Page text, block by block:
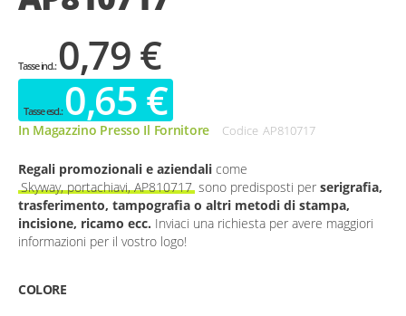
0,79 €
0,65 €
In Magazzino Presso Il Fornitore Codice AP810717
Regali promozionali e aziendali come
Skyway, portachiavi, AP810717 sono predisposti per serigrafia,
trasferimento, tampografia o altri metodi di stampa,
incisione, ricamo ecc. Inviaci una richiesta per avere maggiori
informazioni per il vostro logo!
COLORE